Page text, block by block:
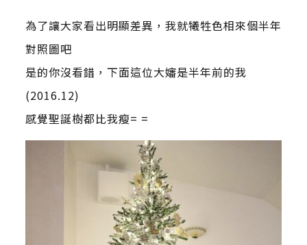
為了讓大家看出明顯差異，我就犧牲色相來個半年
對照圖吧
是的你沒看錯，下面這位大嬸是半年前的我
(2016.12)
感覺聖誕樹都比我瘦= =